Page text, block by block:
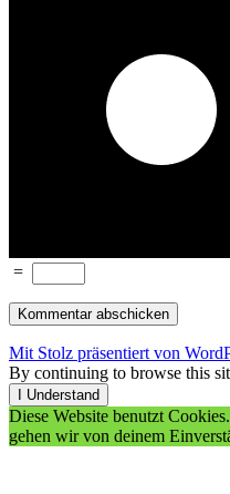
=
Mit Stolz präsentiert von
By continuing to browse this
I Understand
Diese Website benutzt
gehen wir von deinem